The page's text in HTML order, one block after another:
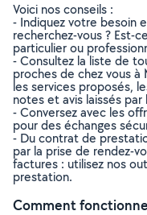
Voici nos conseils :
- Indiquez votre besoin
recherchez-vous ? Est-
particulier ou
- Consultez la liste de
proches de chez vous à
les services proposés,
notes et avis laissés par
- Conversez avec les
pour des échanges
- Du contrat de
par la prise de rendez-
factures : utilisez nos
prestation.
Comment